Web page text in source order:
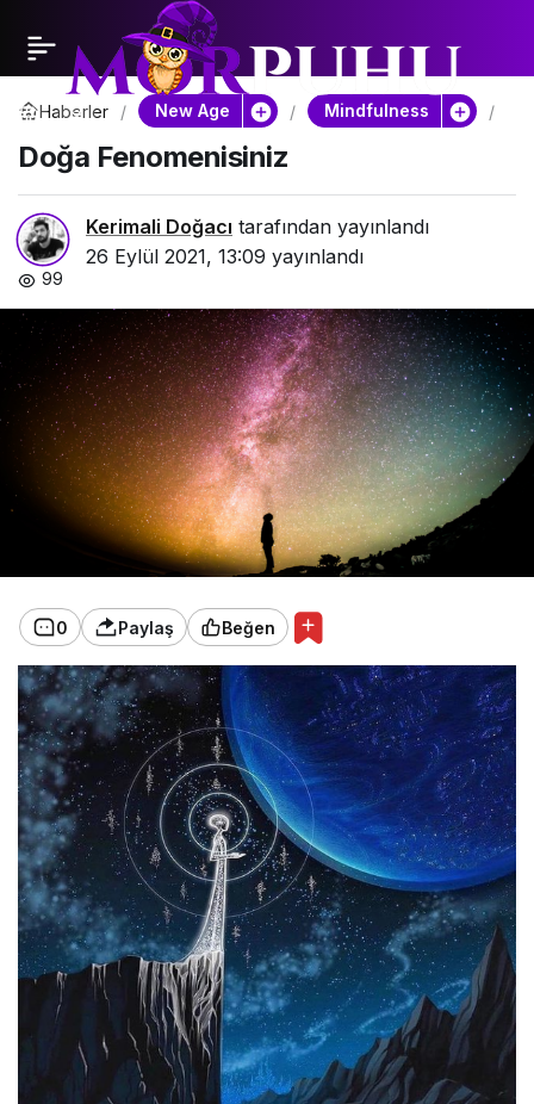
Haberler New Age Mindfulness
Doğa Fenomenisiniz
Kerimali Doğacı tarafından yayınlandı
26 Eylül 2021, 13:09 yayınlandı
99
0 Paylaş Beğen